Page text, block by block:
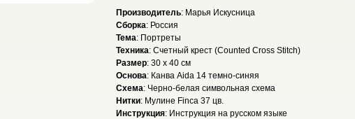
Производитель: Марья Искусница
Сборка: Россия
Тема: Портреты
Техника: Счетный крест (Counted Cross Stitch)
Размер: 30 x 40 см
Основа: Канва Aida 14 темно-синяя
Схема: Черно-белая символьная схема
Нитки: Мулине Finca 37 цв.
Инструкция: Инструкция на русском языке